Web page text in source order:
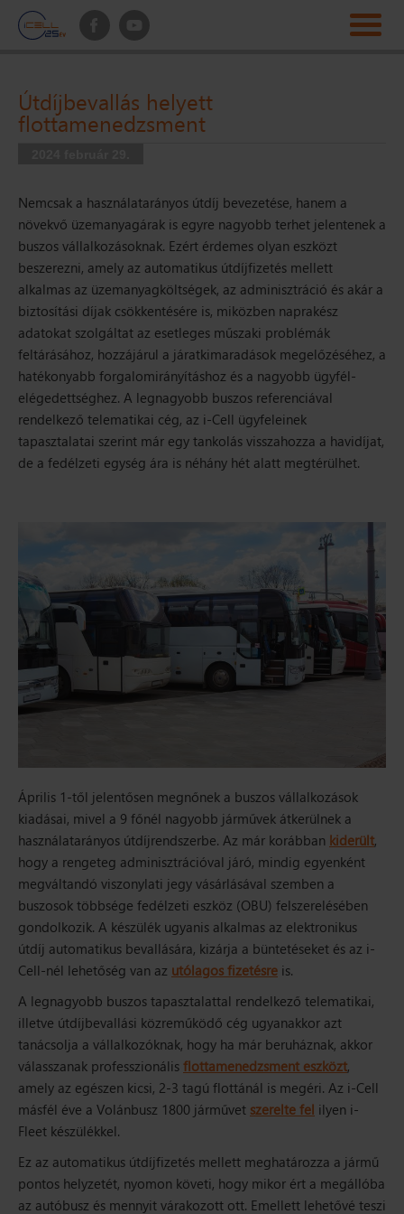
Útdíjbevallás helyett
flottamenedzsment
Nemcsak a használatarányos útdíj bevezetése, hanem a
növekvő üzemanyagárak is egyre nagyobb terhet jelentenek a
buszos vállalkozásoknak. Ezért érdemes olyan eszközt
beszerezni, amely az automatikus útdíjfizetés mellett
alkalmas az üzemanyagköltségek, az adminisztráció és akár a
biztosítási díjak csökkentésére is, miközben naprakész
adatokat szolgáltat az esetleges műszaki problémák
feltárásához, hozzájárul a járatkimaradások megelőzéséhez, a
hatékonyabb forgalomirányításhoz és a nagyobb ügyfél-
elégedettséghez. A legnagyobb buszos referenciával
rendelkező telematikai cég, az i-Cell ügyfeleinek
tapasztalatai szerint már egy tankolás visszahozza a havidíjat,
de a fedélzeti egység ára is néhány hét alatt megtérülhet.
Április 1-től jelentősen megnőnek a buszos vállalkozások
kiadásai, mivel a 9 főnél nagyobb járművek átkerülnek a
használatarányos útdíjrendszerbe. Az már korábban kiderült,
hogy a rengeteg adminisztrációval járó, mindig egyenként
megváltandó viszonylati jegy vásárlásával szemben a
buszosok többsége fedélzeti eszköz (OBU) felszerelésében
gondolkozik. A készülék ugyanis alkalmas az elektronikus
útdíj automatikus bevallására, kizárja a büntetéseket és az i-
Cell-nél lehetőség van az utólagos fizetésre is.
A legnagyobb buszos tapasztalattal rendelkező telematikai,
illetve útdíjbevallási közreműködő cég ugyanakkor azt
tanácsolja a vállalkozóknak, hogy ha már beruháznak, akkor
válasszanak professzionális flottamenedzsment eszközt,
amely az egészen kicsi, 2-3 tagú flottánál is megéri. Az i-Cell
másfél éve a Volánbusz 1800 járművet szerelte fel ilyen i-
Fleet készülékkel.
Ez az automatikus útdíjfizetés mellett meghatározza a jármű
pontos helyzetét, nyomon követi, hogy mikor ért a megállóba
az autóbusz és mennyit várakozott ott. Emellett lehetővé teszi